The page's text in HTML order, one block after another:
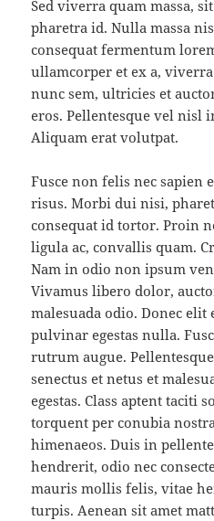
Sed viverra quam massa,
pharetra id. Nulla massa
consequat fermentum
ullamcorper et ex a,
nunc sem, ultricies et
eros. Pellentesque vel nisl
Aliquam erat volutpat.
Fusce non felis nec sapien
risus. Morbi dui nisi,
consequat id tortor. Proin
ligula ac, convallis quam.
Nam in odio non ipsum
Vivamus libero dolor,
malesuada odio. Donec
pulvinar egestas nulla.
rutrum augue.
senectus et netus et
egestas. Class aptent taciti
torquent per conubia
himenaeos. Duis in
hendrerit, odio nec
mauris mollis felis, vitae
turpis. Aenean sit amet